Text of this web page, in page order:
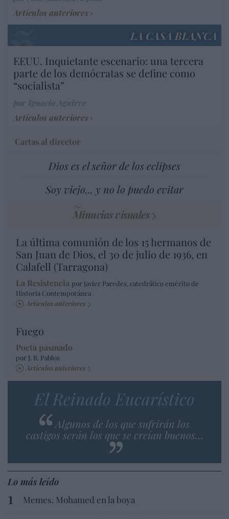
Artículos anteriores
LA CASA BLANCA
EEUU. Inquietante escenario: una tercera
parte de los demócratas se define como
“socialista”
Artículos anteriores
Cartas al director
Dios es el señor de los eclipses
Soy viejo... y no lo puedo evitar
Minucias visuales
La última comunión de los 15 hermanos de
San Juan de Dios, el 30 de julio de 1936, en
Calafell (Tarragona)
La Resistencia por Javier Paredes, catedrático emérito de
Historia Contemporánea
Artículos anteriores
Fuego
Poeta pasmado
por J. R. Pablos
Artículos anteriores
El Reinado Eucarístico
Algunos de los que sufrirán los
castigos serán los que se creían buenos…
Lo más leído
Memes. Mohamed en la boya